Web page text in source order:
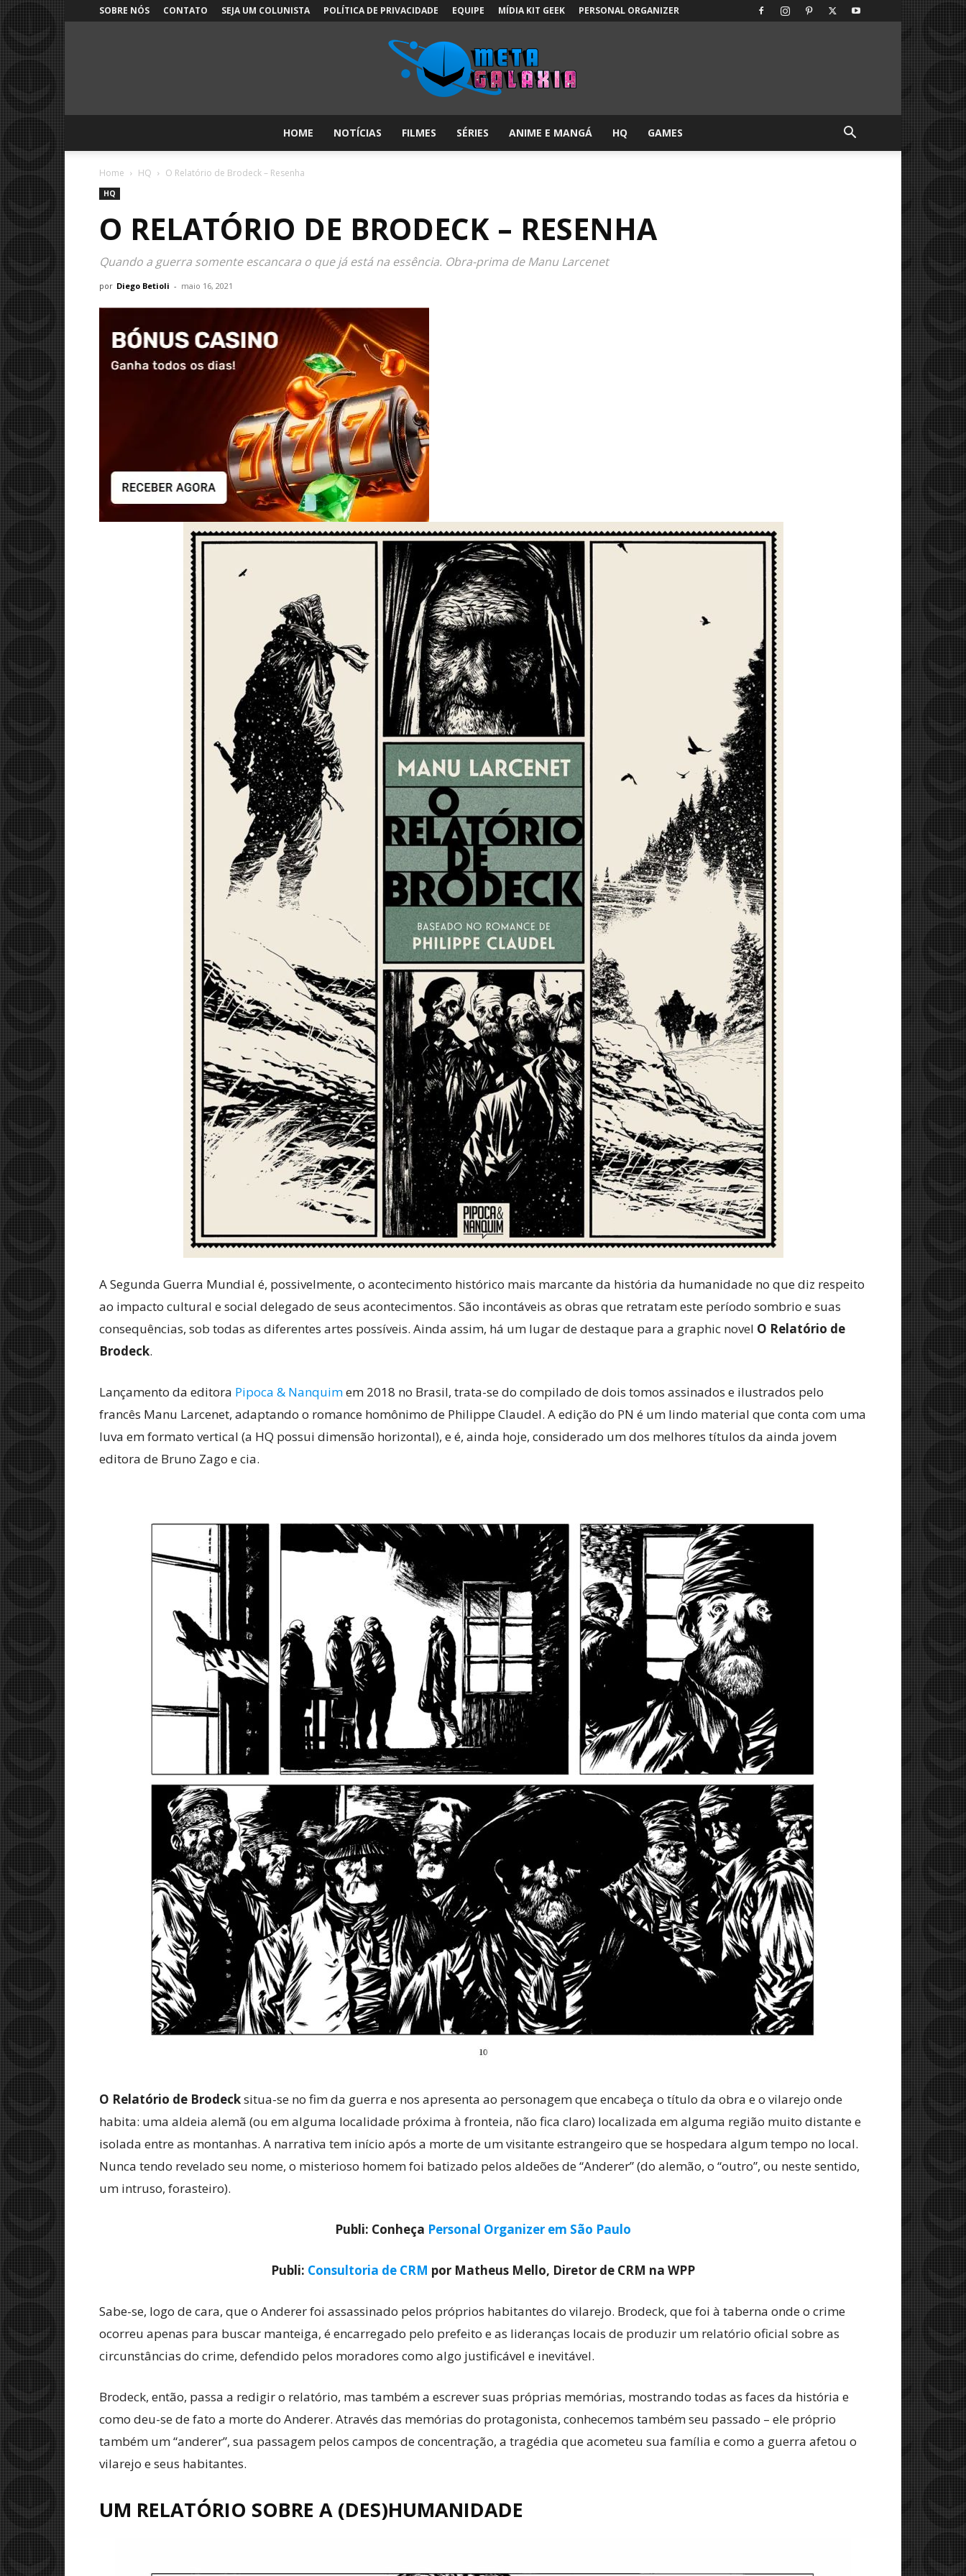
SOBRE NÓS CONTATO SEJA UM COLUNISTA POLÍTICA DE PRIVACIDADE EQUIPE MÍDIA KIT GEEK PERSONAL ORGANIZER
Galáxia:
sobre
Cultura
Pop!
HOME NOTÍCIAS FILMES SÉRIES ANIME E MANGÁ HQ GAMES
Home HQ O Relatório de Brodeck – Resenha
HQ
O RELATÓRIO DE BRODECK – RESENHA
Quando a guerra somente escancara o que já está na essência. Obra-prima de Manu Larcenet
por Diego Betioli - maio 16, 2021
A Segunda Guerra Mundial é, possivelmente, o acontecimento histórico mais marcante da história da humanidade no que diz respeito
ao impacto cultural e social delegado de seus acontecimentos. São incontáveis as obras que retratam este período sombrio e suas
consequências, sob todas as diferentes artes possíveis. Ainda assim, há um lugar de destaque para a graphic novel O Relatório de
Brodeck.
Lançamento da editora Pipoca & Nanquimem 2018 no Brasil, trata-se do compilado de dois tomos assinados e ilustrados pelo
francês Manu Larcenet, adaptando o romance homônimo de Philippe Claudel. A edição do PN é um lindo material que conta com uma
luva em formato vertical (a HQ possui dimensão horizontal), e é, ainda hoje, considerado um dos melhores títulos da ainda jovem
editora de Bruno Zago e cia.
O Relatório de Brodecksitua-se no fim da guerra e nos apresenta ao personagem que encabeça o título da obra e o vilarejo onde
habita: uma aldeia alemã (ou em alguma localidade próxima à fronteia, não fica claro) localizada em alguma região muito distante e
isolada entre as montanhas. A narrativa tem início após a morte de um visitante estrangeiro que se hospedara algum tempo no local.
Nunca tendo revelado seu nome, o misterioso homem foi batizado pelos aldeões de “Anderer” (do alemão, o “outro”, ou neste sentido,
um intruso, forasteiro).
Publi: Conheça Personal Organizer em São Paulo
Publi: Consultoria de CRM por Matheus Mello, Diretor de CRM na WPP
Sabe-se, logo de cara, que o Anderer foi assassinado pelos próprios habitantes do vilarejo. Brodeck, que foi à taberna onde o crime
ocorreu apenas para buscar manteiga, é encarregado pelo prefeito e as lideranças locais de produzir um relatório oficial sobre as
circunstâncias do crime, defendido pelos moradores como algo justificável e inevitável.
Brodeck, então, passa a redigir o relatório, mas também a escrever suas próprias memórias, mostrando todas as faces da história e
como deu-se de fato a morte do Anderer. Através das memórias do protagonista, conhecemos também seu passado – ele próprio
também um “anderer”, sua passagem pelos campos de concentração, a tragédia que acometeu sua família e como a guerra afetou o
vilarejo e seus habitantes.
UM RELATÓRIO SOBRE A (DES)HUMANIDADE